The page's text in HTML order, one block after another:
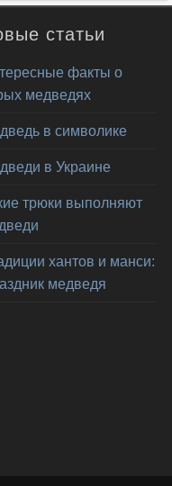
статьи
факты о
медведях
в символике
в Украине
трюки выполняют
хантов и манси:
медведя